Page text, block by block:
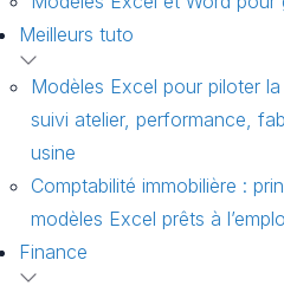
Meilleurs tuto
Modèles Excel pour piloter
suivi atelier, performance,
usine
Comptabilité immobilière :
modèles Excel prêts à
Finance